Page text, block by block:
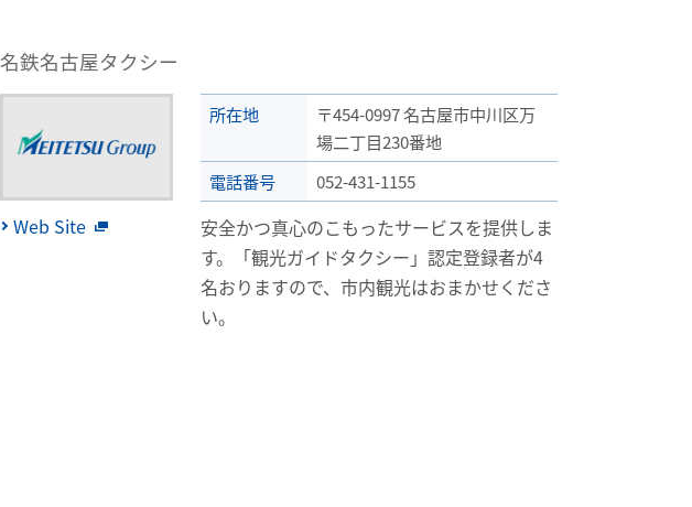
名鉄名古屋タクシー
Web Site
所在地
〒454-0997 名古屋市中川区万
場二丁目230番地
電話番号
052-431-1155
安全かつ真心のこもったサービスを提供しま
す。「観光ガイドタクシー」認定登録者が4
名おりますので、市内観光はおまかせくださ
い。